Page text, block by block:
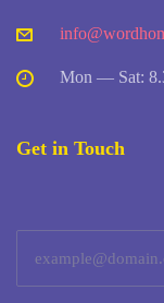
Mon — Sat:
Get in Touch